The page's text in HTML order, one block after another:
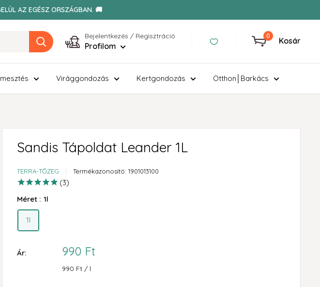
AZ EGÉSZ ORSZÁGBAN. 🚚
Bejelentkezés / Regisztráció
Profilom
0
Kosár
Virággondozás Kertgondozás Otthon│Barkács
Sandis Tápoldat Leander 1L
TERRA-TŐZEG Termékazonosító: 1901013100
3
Méret : 1l
1l
Ár:
Akciós
990 Ft
990 Ft / l